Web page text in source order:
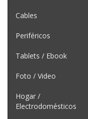
Cables
Periféricos
Tablets / Ebook
Foto / Video
Hogar /
Electrodomésticos